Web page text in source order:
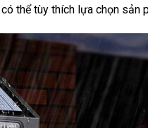
có thể tùy thích lựa chọn sản